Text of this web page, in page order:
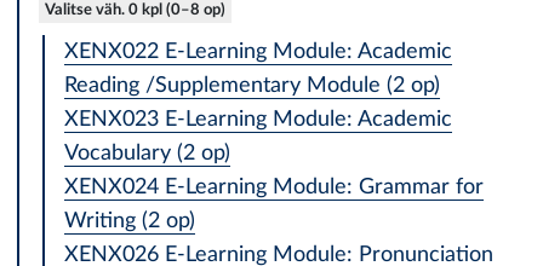
Valitse väh. 0 kpl (0–8 op)
XENX022 E-Learning Module: Academic
Reading /Supplementary Module (2 op)
XENX023 E-Learning Module: Academic
Vocabulary (2 op)
XENX024 E-Learning Module: Grammar for
Writing (2 op)
XENX026 E-Learning Module: Pronunciation